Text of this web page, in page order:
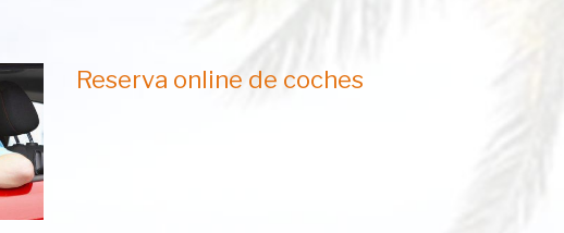
Reserva online de coches